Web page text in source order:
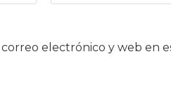
electrónico y web en